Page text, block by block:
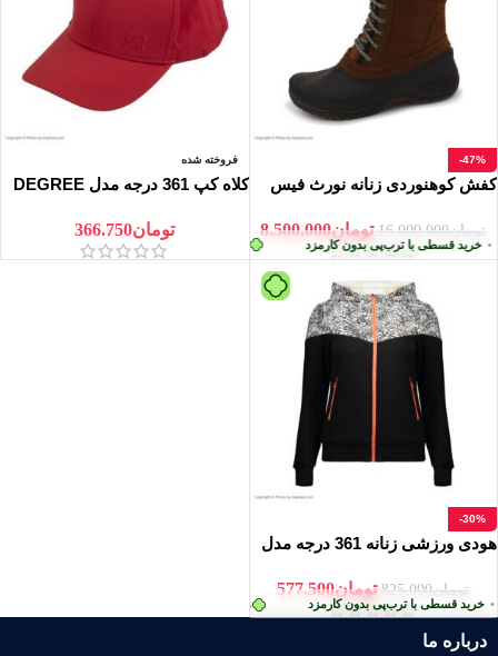
پرداخت اقساطی خرید قسطی با ترب‌پی بدون خرید قسطی با ترب‌پی بدون کارمزد
-47%
کفش کوهنوردی زنانه نورث فیس
تومان16.000.000 تومان8.500.000
فروخته شده
کلاه کپ 361 درجه مدل DEGREE
تومان366.750
هر قسط قسطی با ترب‌پی بدون کارمزد
-30%
هودی ورزشی زنانه 361 درجه مدل
تومان825.000 تومان577.500
درباره ما